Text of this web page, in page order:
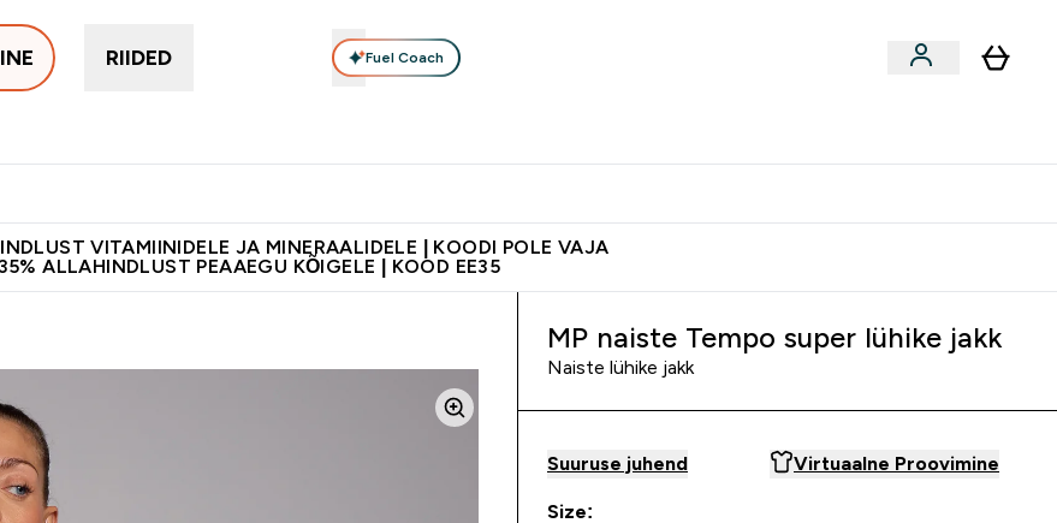
RIIDED Fuel Coach
VITAMIINIDELE JA MINERAALIDELE | KOODI POLE VAJA
35% ALLAHINDLUST PEAAEGU KÕIGELE | KOOD EE35
MP naiste Tempo super lühike jakk
Naiste lühike jakk
Suuruse juhend Virtuaalne Proovimine
Size: